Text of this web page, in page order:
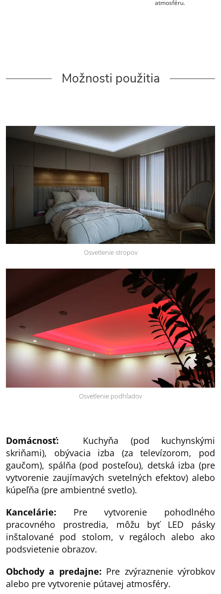
atmosféru.
Možnosti použitia
Osvetlenie stropov
Osvetlenie podhľadov
Domácnosť:
Kuchyňa (pod kuchynskými
skriňami), obývacia izba (za televízorom, pod
gaučom), spálňa (pod posteľou), detská izba (pre
vytvorenie zaujímavých svetelných efektov) alebo
kúpeľňa (pre ambientné svetlo).
Kancelárie: Pre vytvorenie pohodlného
pracovného prostredia, môžu byť LED pásky
inštalované pod stolom, v regáloch alebo ako
podsvietenie obrazov.
Obchody a predajne: Pre zvýraznenie výrobkov
alebo pre vytvorenie pútavej atmosféry.